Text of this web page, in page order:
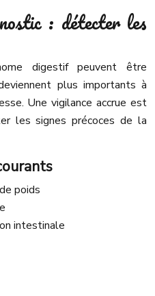
: détecter les
digestif peuvent être
plus importants à
Une vigilance accrue est
les signes précoces de la
poids
intestinale